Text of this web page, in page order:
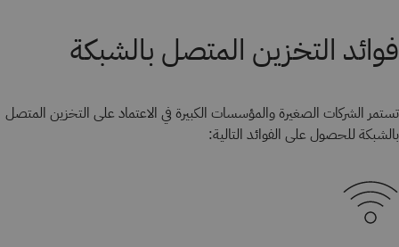
فوائد التخزين المتصل بالشبكة
تستمر الشركات الصغيرة والمؤسسات الكبيرة في الاعتماد على التخزين المتصل
بالشبكة للحصول على الفوائد التالية: